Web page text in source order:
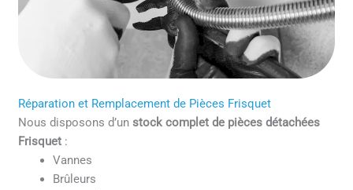
Réparation et Remplacement de Pièces Frisquet
Nous disposons d’unstock complet de pièces détachées
Frisquet :
Vannes
Brûleurs